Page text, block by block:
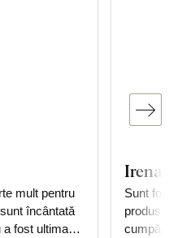
mult pentru
încântată
a fost ultima
Irena
Sunt
cumpăr